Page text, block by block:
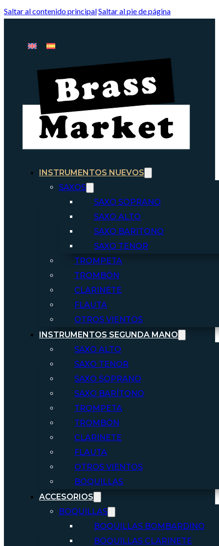
Saltar al contenido principalSaltar al pie de página
INSTRUMENTOS NUEVOS
SAXOS
SAXO SOPRANO
SAXO ALTO
SAXO BARITONO
SAXO TENOR
TROMPETA
TROMBÓN
CLARINETE
FLAUTA
OTROS VIENTOS
INSTRUMENTOS SEGUNDA MANO
SAXO ALTO
SAXO TENOR
SAXO SOPRANO
SAXO BARÍTONO
TROMPETA
TROMBÓN
CLARINETE
FLAUTA
OTROS VIENTOS
BOQUILLAS
ACCESORIOS
BOQUILLAS
BOQUILLAS BOMBARDINO
BOQUILLAS CLARINETE